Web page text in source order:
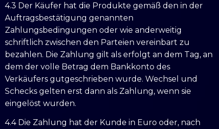
4.3 Der Käufer hat die Produkte gemäß den in der
Auftragsbestätigung genannten
Zahlungsbedingungen oder wie anderweitig
schriftlich zwischen den Parteien vereinbart zu
bezahlen. Die Zahlung gilt als erfolgt an dem Tag, an
dem der volle Betrag dem Bankkonto des
Verkäufers gutgeschrieben wurde. Wechsel und
Schecks gelten erst dann als Zahlung, wenn sie
eingelöst wurden.
4.4 Die Zahlung hat der Kunde in Euro oder, nach